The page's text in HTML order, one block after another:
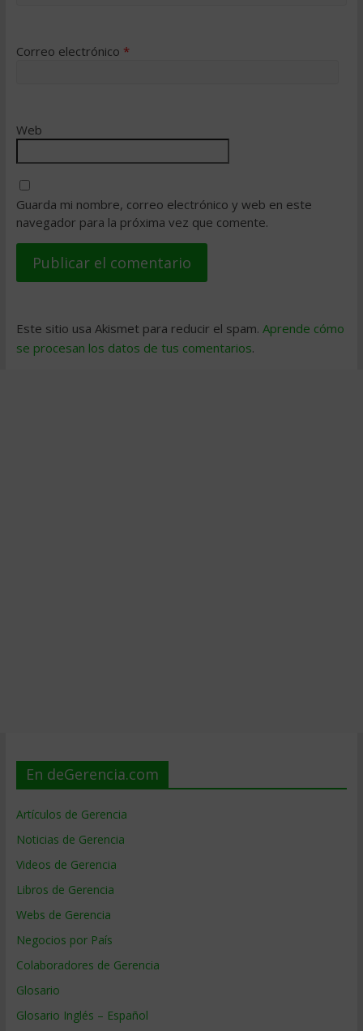
Correo electrónico *
Web
Guarda mi nombre, correo electrónico y web en este
navegador para la próxima vez que comente.
Este sitio usa Akismet para reducir el spam. Aprende cómo
se procesan los datos de tus comentarios.
En deGerencia.com
Artículos de Gerencia
Noticias de Gerencia
Videos de Gerencia
Libros de Gerencia
Webs de Gerencia
Negocios por País
Colaboradores de Gerencia
Glosario
Glosario Inglés – Español